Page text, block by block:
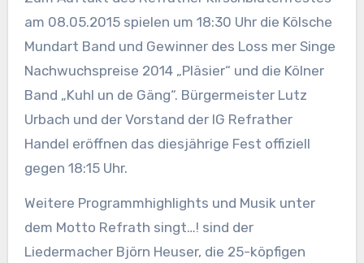
am 08.05.2015 spielen um 18:30 Uhr die Kölsche
Mundart Band und Gewinner des Loss mer Singe
Nachwuchspreise 2014 „Pläsier“ und die Kölner
Band „Kuhl un de Gäng“. Bürgermeister Lutz
Urbach und der Vorstand der IG Refrather
Handel eröffnen das diesjährige Fest offiziell
gegen 18:15 Uhr.
Weitere Programmhighlights und Musik unter
dem Motto Refrath singt…! sind der
Liedermacher Björn Heuser, die 25-köpfigen